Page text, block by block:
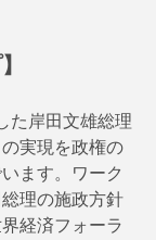
た岸田文雄総理
実現を政権の
ます。ワーク
理の施政方針
経済フォーラ